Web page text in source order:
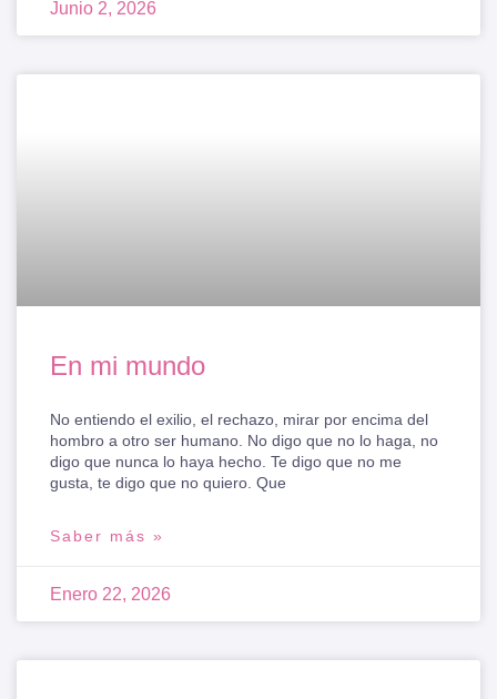
Junio 2, 2026
En mi mundo
No entiendo el exilio, el rechazo, mirar por encima del
hombro a otro ser humano. No digo que no lo haga, no
digo que nunca lo haya hecho. Te digo que no me
gusta, te digo que no quiero. Que
Saber más »
Enero 22, 2026